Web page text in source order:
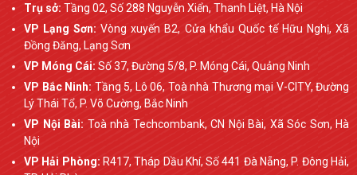
Trụ sở: Tầng 02, Số 288 Nguyễn Xiển, Thanh Liệt, Hà Nội
VP Lạng Sơn: Vòng xuyến B2, Cửa khẩu Quốc tế Hữu Nghị, Xã
Đồng Đăng, Lạng Sơn
VP Móng Cái: Số 37, Đường 5/8, P. Móng Cái, Quảng Ninh
VP Bắc Ninh: Tầng 5, Lô 06, Toà nhà Thương mại V-CITY, Đường
Lý Thái Tổ, P. Võ Cường, Bắc Ninh
VP Nội Bài: Toà nhà Techcombank, CN Nội Bài, Xã Sóc Sơn, Hà
Nội
VP Hải Phòng: R417, Tháp Dầu Khí, Số 441 Đà Nẵng, P. Đông Hải,